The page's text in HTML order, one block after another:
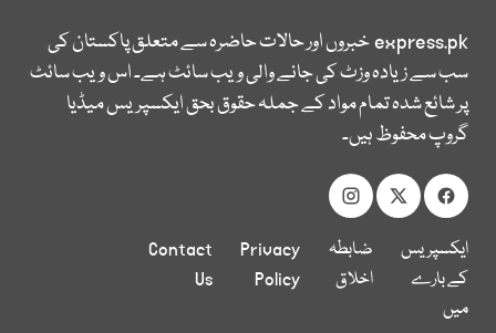
express.pkخبروں اور حالات حاضرہ سے متعلق پاکستان کی
سب سے زیادہ وزٹ کی جانے والی ویب سائٹ ہے۔ اس ویب سائٹ
پر شائع شدہ تمام مواد کے جملہ حقوق بحق ایکسپریس میڈیا
گروپ محفوظ ہیں۔
ایکسپریس
کے بارے
میں
ضابطہ
اخلاق
Privacy
Policy
Contact
Us